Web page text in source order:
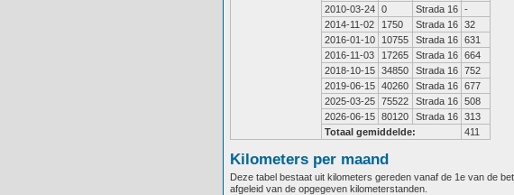
2010-03-24 0 Strada 16 -
2014-11-02
1750 Strada 16 32
2016-01-10
10755 Strada 16 631
2016-11-03
17265 Strada 16 664
2018-10-15 34850 Strada 16 752
2019-06-15 40260 Strada 16 677
2025-03-25 75522 Strada 16 508
2026-06-15 80120 Strada 16 313
Totaal gemiddelde:
411
Kilometers per maand
Deze tabel bestaat uit kilometers gereden vanaf de 1e van de
afgeleid van de opgegeven kilometerstanden.